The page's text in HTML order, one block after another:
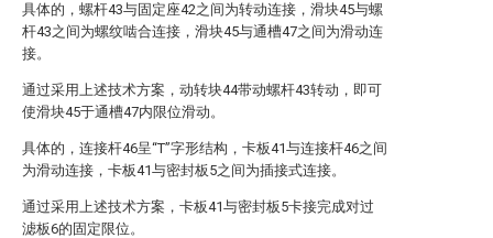
具体的，螺杆43与固定座42之间为转动连接，滑块45与螺
杆43之间为螺纹啮合连接，滑块45与通槽47之间为滑动连
接。
通过采用上述技术方案，动转块44带动螺杆43转动，即可
使滑块45于通槽47内限位滑动。
具体的，连接杆46呈“T”字形结构，卡板41与连接杆46之间
为滑动连接，卡板41与密封板5之间为插接式连接。
通过采用上述技术方案，卡板41与密封板5卡接完成对过
滤板6的固定限位。